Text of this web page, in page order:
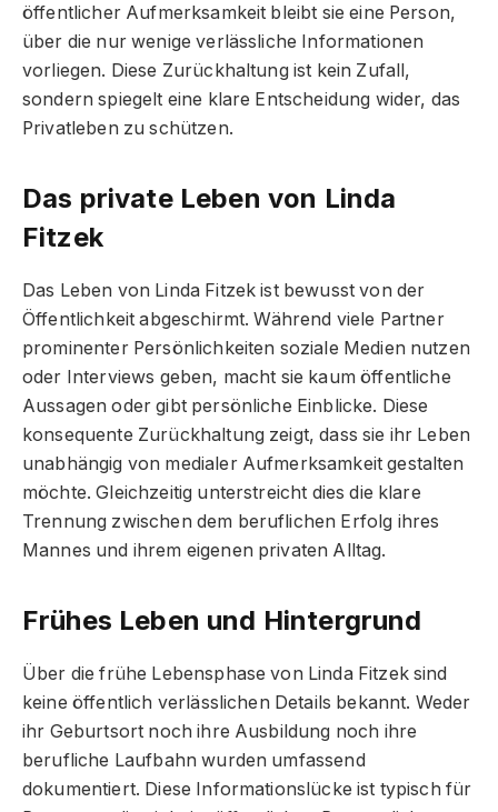
öffentlicher Aufmerksamkeit bleibt sie eine Person,
über die nur wenige verlässliche Informationen
vorliegen. Diese Zurückhaltung ist kein Zufall,
sondern spiegelt eine klare Entscheidung wider, das
Privatleben zu schützen.
Das private Leben von Linda
Fitzek
Das Leben von Linda Fitzek ist bewusst von der
Öffentlichkeit abgeschirmt. Während viele Partner
prominenter Persönlichkeiten soziale Medien nutzen
oder Interviews geben, macht sie kaum öffentliche
Aussagen oder gibt persönliche Einblicke. Diese
konsequente Zurückhaltung zeigt, dass sie ihr Leben
unabhängig von medialer Aufmerksamkeit gestalten
möchte. Gleichzeitig unterstreicht dies die klare
Trennung zwischen dem beruflichen Erfolg ihres
Mannes und ihrem eigenen privaten Alltag.
Frühes Leben und Hintergrund
Über die frühe Lebensphase von Linda Fitzek sind
keine öffentlich verlässlichen Details bekannt. Weder
ihr Geburtsort noch ihre Ausbildung noch ihre
berufliche Laufbahn wurden umfassend
dokumentiert. Diese Informationslücke ist typisch für